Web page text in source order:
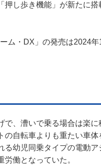
押し歩き機能」が新たに搭
ム・DX」の発売は2024
で、漕いで乗る場合は楽に
自転車よりも重たい車体
る幼児同乗タイプの電動ア
働となっていた。